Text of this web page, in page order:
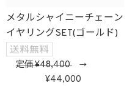
メタルシャイニーチェーン
イヤリングSET(ゴールド)
定価 48,400→
44,000